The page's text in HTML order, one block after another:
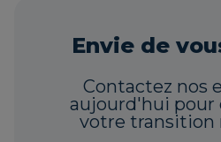
Envie de
Contactez nos
aujourd'hui pour
votre transition